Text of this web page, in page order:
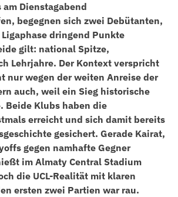
Dienstagabend
begegnen sich zwei Debütanten,
dringend Punkte
gilt: national Spitze,
Lehrjahre. Der Kontext verspricht
nur wegen der weiten Anreise der
auch, weil ein Sieg historische
Beide Klubs haben die
erreicht und sich damit bereits
gesichert. Gerade Kairat,
gegen namhafte Gegner
im Almaty Central Stadium
die UCL-Realität mit klaren
ersten zwei Partien war rau.